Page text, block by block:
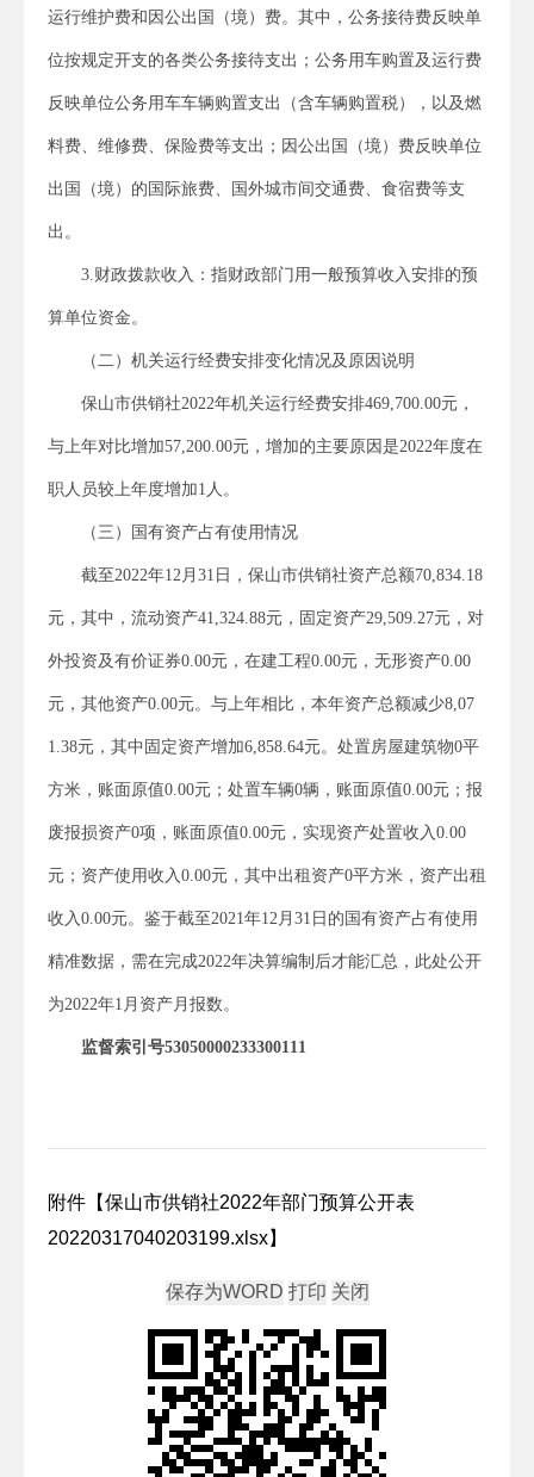
运行维护费和因公出国（境）费。其中，公务接待费反映单
位按规定开支的各类公务接待支出；公务用车购置及运行费
反映单位公务用车车辆购置支出（含车辆购置税），以及燃
料费、维修费、保险费等支出；因公出国（境）费反映单位
出国（境）的国际旅费、国外城市间交通费、食宿费等支
出。
3.财政拨款收入：指财政部门用一般预算收入安排的预
算单位资金。
（二）机关运行经费安排变化情况及原因说明
保山市供销社2022年机关运行经费安排469,700.00元，
与上年对比增加57,200.00元，增加的主要原因是2022年度在
职人员较上年度增加1人。
（三）国有资产占有使用情况
截至2022年12月31日，保山市供销社资产总额70,834.18
元，其中，流动资产41,324.88元，固定资产29,509.27元，对
外投资及有价证券0.00元，在建工程0.00元，无形资产0.00
元，其他资产0.00元。与上年相比，本年资产总额减少8,07
1.38元，其中固定资产增加6,858.64元。处置房屋建筑物0平
方米，账面原值0.00元；处置车辆0辆，账面原值0.00元；报
废报损资产0项，账面原值0.00元，实现资产处置收入0.00
元；资产使用收入0.00元，其中出租资产0平方米，资产出租
收入0.00元。鉴于截至2021年12月31日的国有资产占有使用
精准数据，需在完成2022年决算编制后才能汇总，此处公开
为2022年1月资产月报数。
监督索引号53050000233300111
附件【保山市供销社2022年部门预算公开表
20220317040203199.xlsx】